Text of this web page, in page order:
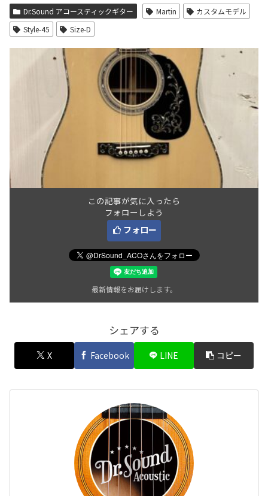
Dr.Sound アコースティックギター Martin
カスタムモデル
Style-45
Size-D
この記事が気に入ったら
フォローしよう
フォロー
最新情報をお届けします。
シェアする
X Facebook LINE コピー